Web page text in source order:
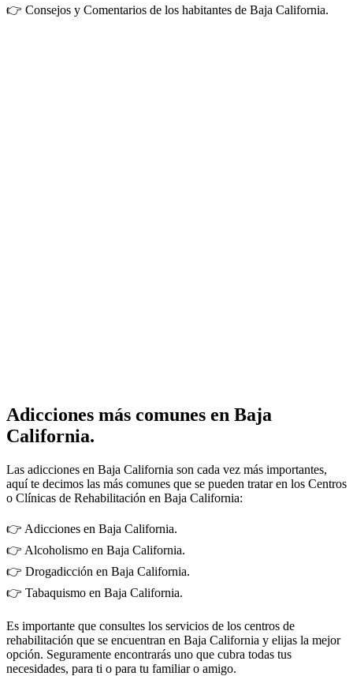
👉 Consejos y Comentarios de los habitantes de Baja California.
Adicciones más comunes en Baja
California.
Las adicciones en Baja California son cada vez más importantes,
aquí te decimos las más comunes que se pueden tratar en los Centros
o Clínicas de Rehabilitación en Baja California:
👉 Adicciones en Baja California.
👉 Alcoholismo en Baja California.
👉 Drogadicción en Baja California.
👉 Tabaquismo en Baja California.
Es importante que consultes los servicios de los centros de
rehabilitación que se encuentran en Baja California y elijas la mejor
opción. Seguramente encontrarás uno que cubra todas tus
necesidades, para ti o para tu familiar o amigo.